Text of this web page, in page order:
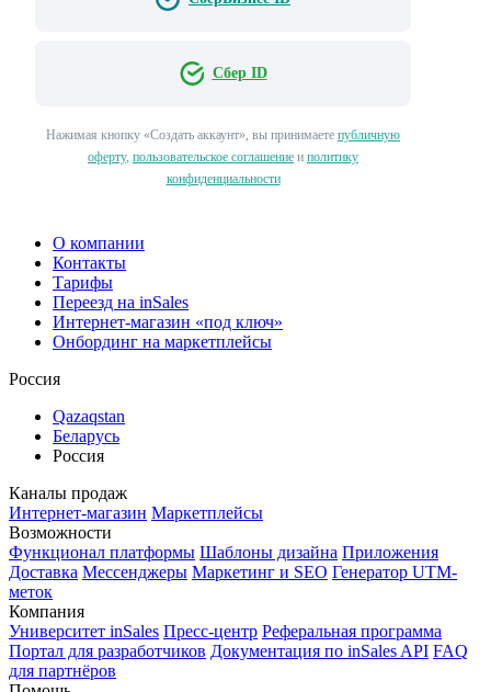
Сбер ID
Нажимая кнопку «Создать аккаунт», вы принимаете публичную
оферту, пользовательское соглашение и политику
конфиденциальности
О компании
Контакты
Тарифы
Переезд на inSales
Интернет-магазин «под ключ»
Онбординг на маркетплейсы
Россия
Qazaqstan
Беларусь
Россия
Каналы продаж
Интернет-магазин Маркетплейсы
Возможности
Функционал платформы Шаблоны дизайна Приложения
Доставка Мессенджеры Маркетинг и SEO Генератор UTM-
меток
Компания
Университет inSales Пресс-центр Реферальная программа
Портал для разработчиков Документация по inSales API FAQ
для партнёров